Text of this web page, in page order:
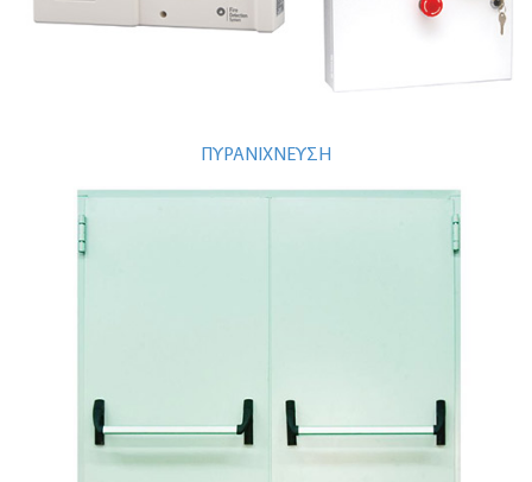
ΠΥΡΑΝΙΧΝΕΥΣΗ